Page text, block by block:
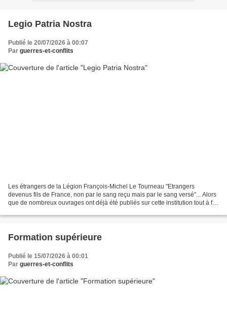
Legio Patria Nostra
Publié le 20/07/2026 à 00:07
Par guerres-et-conflits
Les étrangers de la Légion François-Michel Le Tourneau "Etrangers
devenus fils de France, non par le sang reçu mais par le sang versé"... Alors
que de nombreux ouvrages ont déjà été publiés sur cette institution tout à fait
Formation supérieure
Publié le 15/07/2026 à 00:01
Par guerres-et-conflits